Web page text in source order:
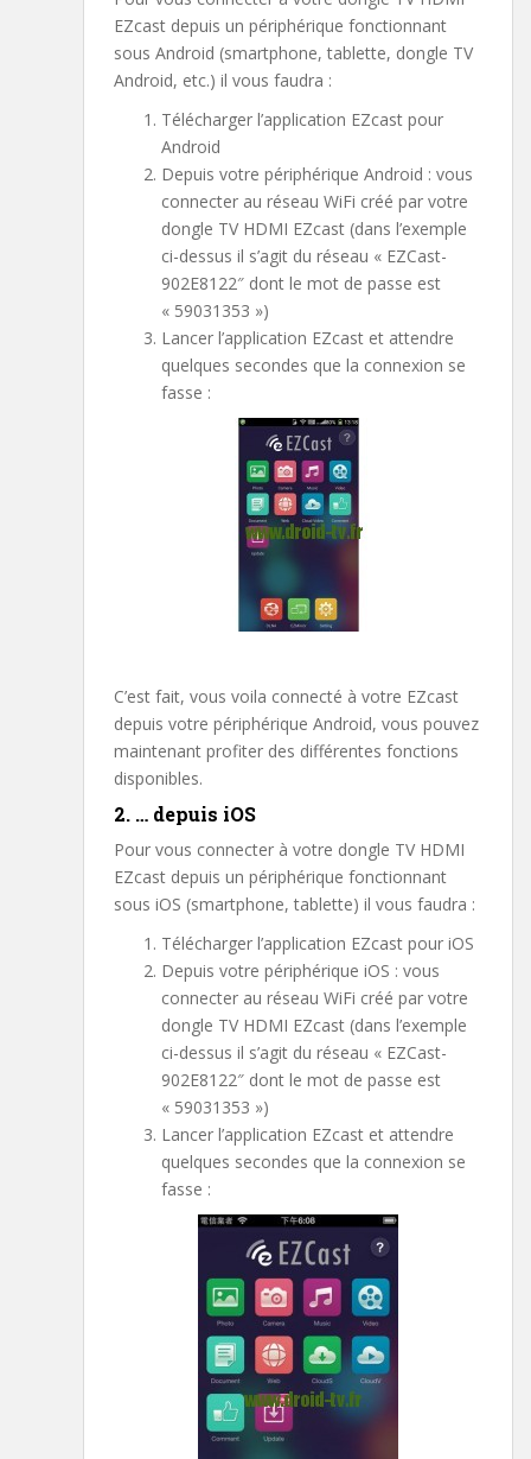
EZcast depuis un périphérique fonctionnant
sous Android (smartphone, tablette, dongle TV
Android, etc.) il vous faudra :
Télécharger l’application EZcast pour
Android
Depuis votre périphérique Android : vous
connecter au réseau WiFi créé par votre
dongle TV HDMI EZcast (dans l’exemple
ci-dessus il s’agit du réseau « EZCast-
902E8122″ dont le mot de passe est
« 59031353 »)
Lancer l’application EZcast et attendre
quelques secondes que la connexion se
fasse :
C’est fait, vous voila connecté à votre EZcast
depuis votre périphérique Android, vous pouvez
maintenant profiter des différentes fonctions
disponibles.
2. … depuis iOS
Pour vous connecter à votre dongle TV HDMI
EZcast depuis un périphérique fonctionnant
sous iOS (smartphone, tablette) il vous faudra :
Télécharger l’application EZcast pour iOS
Depuis votre périphérique iOS : vous
connecter au réseau WiFi créé par votre
dongle TV HDMI EZcast (dans l’exemple
ci-dessus il s’agit du réseau « EZCast-
902E8122″ dont le mot de passe est
« 59031353 »)
Lancer l’application EZcast et attendre
quelques secondes que la connexion se
fasse :